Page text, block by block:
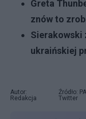
Greta
znów to
Sierakowski
ukraińskiej
Autor:
Redakcja
Źródło:
Twitter